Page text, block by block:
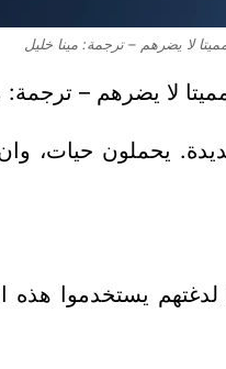
لا يضرهم – ترجمة: مينا خليل
لا يضرهم – ترجمة:
يحملون حيات،
يستخدموا هذه